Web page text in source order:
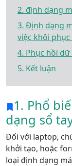
2. định dạng
3. Định dạng
việc khôi
4. Phục hồi
5. Kết luận
1. Phổ
dạng sổ
Đối với laptop,
khởi tạo, hoặc
loại định dạng